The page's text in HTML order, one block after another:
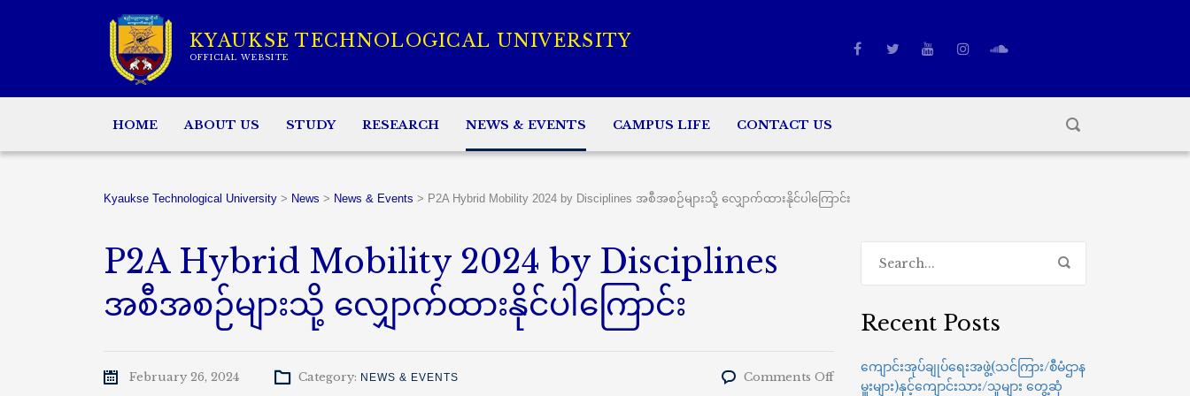
KYAUKSE TECHNOLOGICAL UNIVERSITY
OFFICIAL WEBSITE
HOME ABOUT US STUDY RESEARCH NEWS & EVENTS CAMPUS LIFE CONTACT US
Kyaukse Technological University > News > News & Events > P2A Hybrid Mobility 2024 by Disciplines အစီအစဉ်များသို့ လျှောက်ထားနိုင်ပါကြောင်း
P2A Hybrid Mobility 2024 by Disciplines
အစီအစဉ်များသို့ လျှောက်ထားနိုင်ပါကြောင်း
February 26, 2024 Category: NEWS & EVENTS Comments Offon
Recent Posts
ကျောင်းအုပ်ချုပ်ရေးအဖွဲ့(သင်ကြား/စီမံဌာန
မှူးများ)နှင့်ကျောင်းသား/သူများ တွေ့ဆုံ